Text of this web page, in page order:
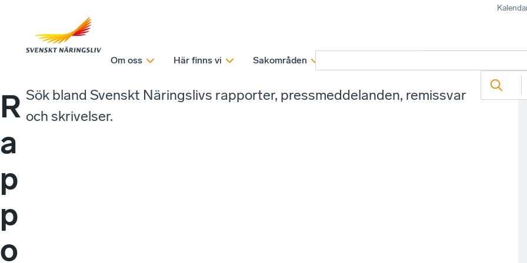
Om oss Här finns vi Sakområden
R
a
p
p
o
Sök bland Svenskt Näringslivs rapporter, pressmeddelanden, remissvar
och skrivelser.